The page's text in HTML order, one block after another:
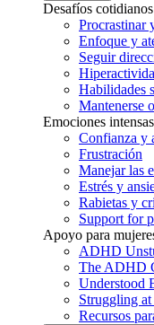
Desafíos cotidianos
Procrastinar
Enfoque y
Seguir
Habilidades
Mantenerse
Emociones intensas
Confianza y
Frustración
Manejar las
Estrés y
Rabietas y
Support for
Apoyo para
ADHD
The ADHD
Understood
Struggling
Recursos